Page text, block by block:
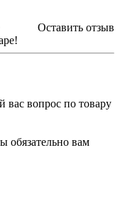
Оставить отзыв
вопрос по товару
обязательно вам